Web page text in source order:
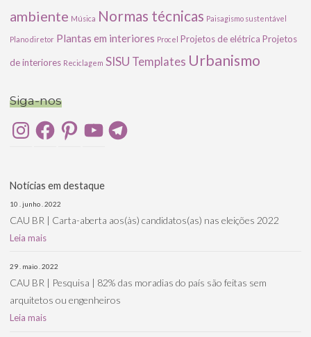
ambiente Música Normas técnicas Paisagismo sustentável
Plano diretor Plantas em interiores Procel Projetos de elétrica Projetos
de interiores Reciclagem SISU Templates Urbanismo
Siga-nos
InstagramFacebookPinterestYouTubeTelegram
Notícias em destaque
10 . junho . 2022
CAU BR | Carta-aberta aos(às) candidatos(as) nas eleições 2022
Leia mais
29 . maio . 2022
CAU BR | Pesquisa | 82% das moradias do país são feitas sem
arquitetos ou engenheiros
Leia mais